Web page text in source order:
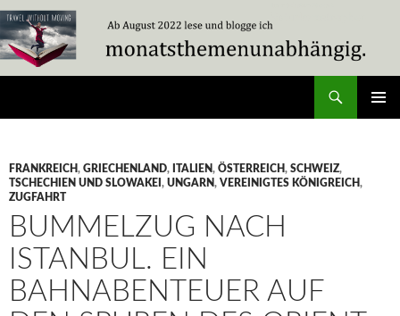
Zum
Inhalt
springen
FRANKREICH, GRIECHENLAND, ITALIEN, ÖSTERREICH, SCHWEIZ,
TSCHECHIEN UND SLOWAKEI , UNGARN, VEREINIGTES KÖNIGREICH,
ZUGFAHRT
BUMMELZUG NACH
ISTANBUL. EIN
BAHNABENTEUER AUF